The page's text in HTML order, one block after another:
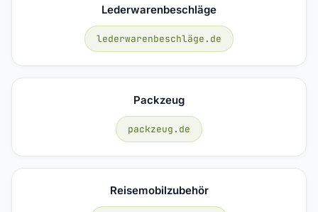
Lederwarenbeschläge
lederwarenbeschläge.de
Packzeug
packzeug.de
Reisemobilzubehör